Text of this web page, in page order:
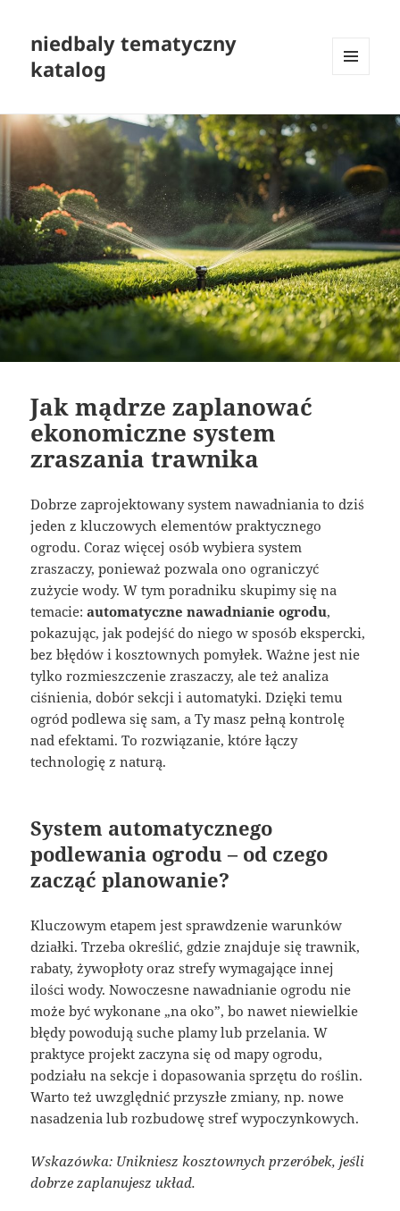
niedbaly tematyczny
katalog
WIDGETY
Jak mądrze zaplanować
ekonomiczne system
zraszania trawnika
Dobrze zaprojektowany system nawadniania to dziś
jeden z kluczowych elementów praktycznego
ogrodu. Coraz więcej osób wybiera system
zraszaczy, ponieważ pozwala ono ograniczyć
zużycie wody. W tym poradniku skupimy się na
temacie:automatyczne nawadnianie ogrodu,
pokazując, jak podejść do niego w sposób ekspercki,
bez błędów i kosztownych pomyłek. Ważne jest nie
tylko rozmieszczenie zraszaczy, ale też analiza
ciśnienia, dobór sekcji i automatyki. Dzięki temu
ogród podlewa się sam, a Ty masz pełną kontrolę
nad efektami. To rozwiązanie, które łączy
technologię z naturą.
System automatycznego
podlewania ogrodu – od czego
zacząć planowanie?
Kluczowym etapem jest sprawdzenie warunków
działki. Trzeba określić, gdzie znajduje się trawnik,
rabaty, żywopłoty oraz strefy wymagające innej
ilości wody. Nowoczesne nawadnianie ogrodu nie
może być wykonane „na oko”, bo nawet niewielkie
błędy powodują suche plamy lub przelania. W
praktyce projekt zaczyna się od mapy ogrodu,
podziału na sekcje i dopasowania sprzętu do roślin.
Warto też uwzględnić przyszłe zmiany, np. nowe
nasadzenia lub rozbudowę stref wypoczynkowych.
Wskazówka: Unikniesz kosztownych przeróbek, jeśli
dobrze zaplanujesz układ.